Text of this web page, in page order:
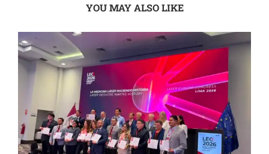
YOU MAY ALSO LIKE